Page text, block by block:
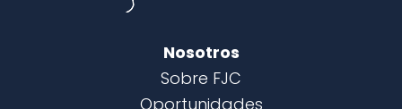
Nosotros
Sobre FJC
Oportunidades